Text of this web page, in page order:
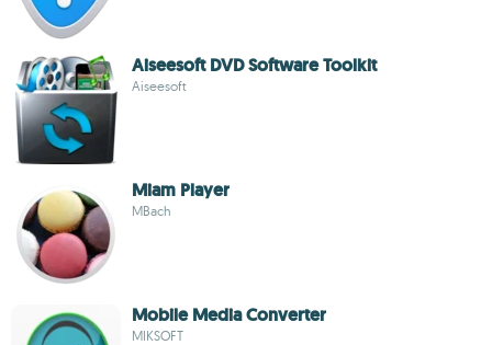
Aiseesoft DVD Software Toolkit
Aiseesoft
Miam Player
MBach
Mobile Media Converter
MIKSOFT